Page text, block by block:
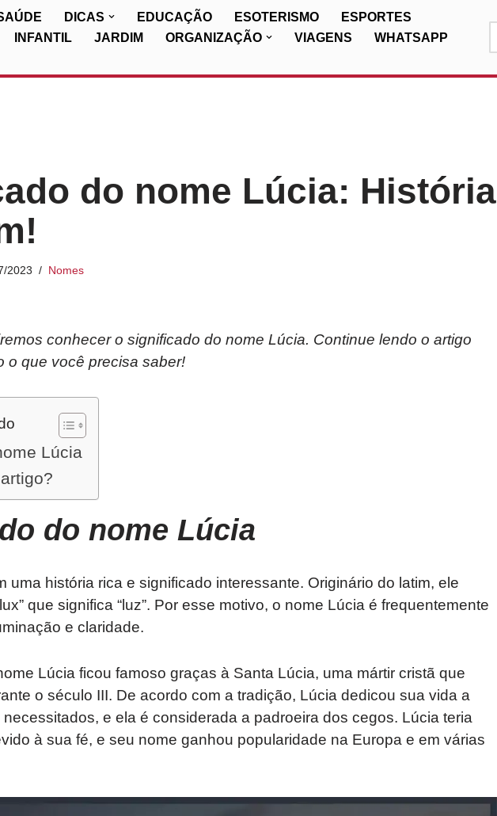
DICAS EDUCAÇÃO ESOTERISMO
ESPORTES
INFANTIL JARDIM ORGANIZAÇÃO VIAGENS
WHATSAPP
do nome Lúcia: História
2023 Nomes
conhecer o significado do nome Lúcia. Continue lendo o artigo
o que você precisa saber!
Lúcia
do nome Lúcia
uma história rica e significado interessante. Originário do latim, ele
que significa “luz”. Por esse motivo, o nome Lúcia é frequentemente
e claridade.
Lúcia ficou famoso graças à Santa Lúcia, uma mártir cristã que
o século III. De acordo com a tradição, Lúcia dedicou sua vida a
e ela é considerada a padroeira dos cegos. Lúcia teria
à sua fé, e seu nome ganhou popularidade na Europa e em várias